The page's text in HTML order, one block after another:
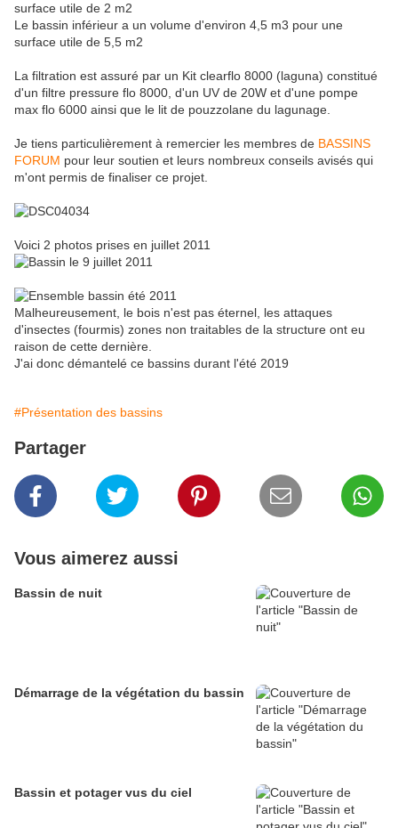
surface utile de 2 m2
Le bassin inférieur a un volume d'environ 4,5 m3 pour une
surface utile de 5,5 m2
La filtration est assuré par un Kit clearflo 8000 (laguna) constitué
d'un filtre pressure flo 8000, d'un UV de 20W et d'une pompe
max flo 6000 ainsi que le lit de pouzzolane du lagunage.
Je tiens particulièrement à remercier les membres de BASSINS
FORUM pour leur soutien et leurs nombreux conseils avisés qui
m'ont permis de finaliser ce projet.
Voici 2 photos prises en juillet 2011
Malheureusement, le bois n'est pas éternel, les attaques
d'insectes (fourmis) zones non traitables de la structure ont eu
raison de cette dernière.
J'ai donc démantelé ce bassins durant l'été 2019
#Présentation des bassins
Partager
Vous aimerez aussi
Bassin de nuit
Démarrage de la végétation du bassin
Bassin et potager vus du ciel